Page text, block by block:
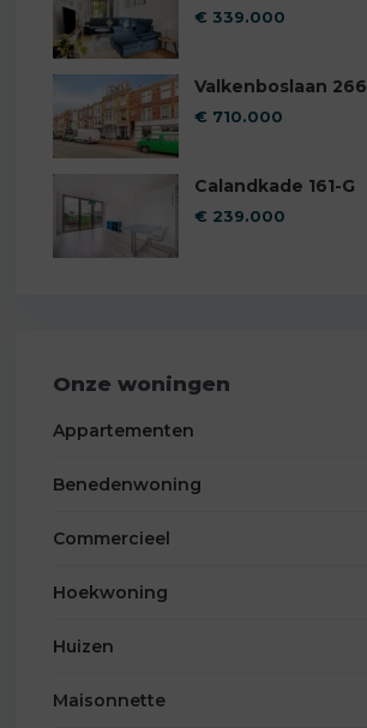
€ 339.000
Valkenboslaan 266
€ 710.000
Calandkade 161-G
€ 239.000
Onze woningen
Appartementen
Benedenwoning
Commercieel
Hoekwoning
Huizen
Maisonnette